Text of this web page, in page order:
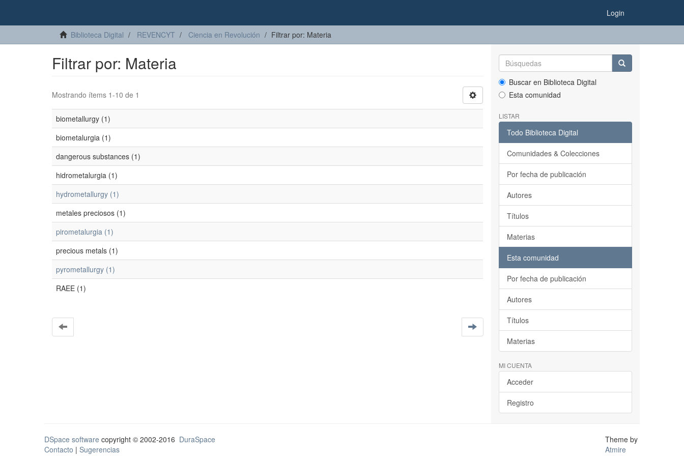
Login
Biblioteca Digital REVENCYT Ciencia en Revolución Filtrar por: Materia
Filtrar por: Materia
Mostrando ítems 1-10 de 1
biometallurgy (1)
biometalurgia (1)
dangerous substances (1)
hidrometalurgia (1)
hydrometallurgy (1)
metales preciosos (1)
pirometalurgia (1)
precious metals (1)
pyrometallurgy (1)
RAEE (1)
Buscar en Biblioteca Digital
Esta comunidad
LISTAR
Todo Biblioteca Digital
Comunidades & Colecciones
Por fecha de publicación
Autores
Títulos
Materias
Esta comunidad
Por fecha de publicación
Autores
Títulos
Materias
MI CUENTA
Acceder
Registro
DSpace software copyright © 2002-2016 DuraSpace
Contacto | Sugerencias
Theme by
Atmire